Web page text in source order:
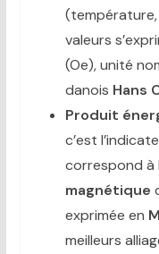
valeurs
(Oe), unité
danois Hans
Produit
c’est
correspond à
magnétique
exprimée en
meilleurs